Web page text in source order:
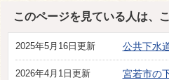
このページを見ている人は、
2025年5月16日更新 公共下水
2026年4月1日更新 宮若市の